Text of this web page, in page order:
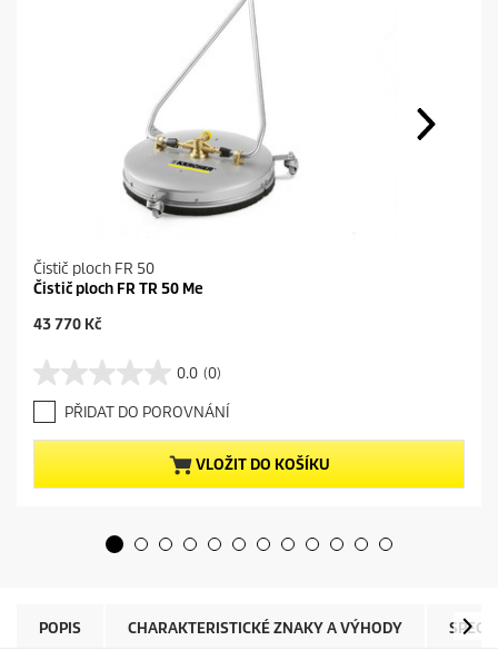
Čistič ploch FR 50
Čistič ploch FR TR 50 Me
C
e
n
t
p
r
43 770 Kč
0.0 (0)
0
.
0
z
5
h
e
PŘIDAT DO POROVNÁNÍ
VLOŽIT DO KOŠÍKU
POPIS CHARAKTERISTICKÉ ZNAKY A VÝHODY